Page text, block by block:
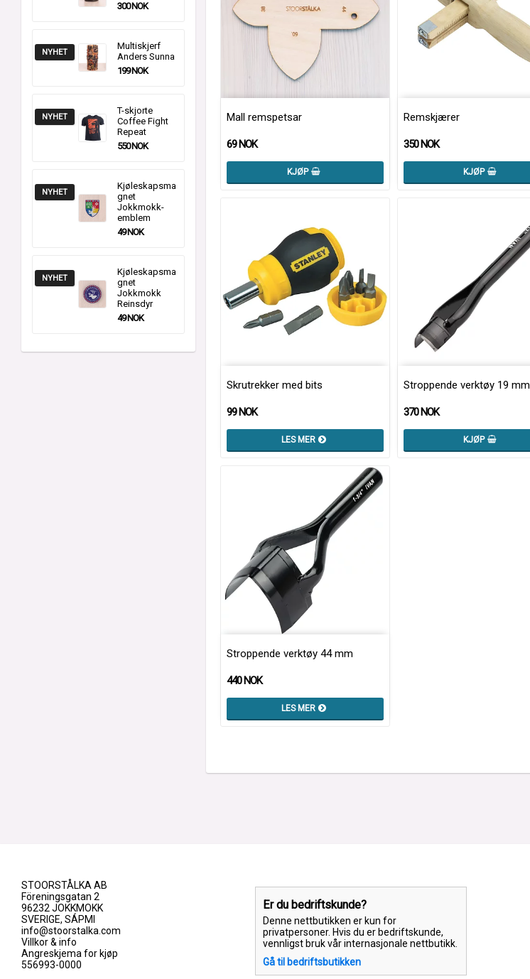
300 NOK
NYHET
Multiskjerf
Anders Sunna
199 NOK
NYHET
T-skjorte
Coffee Fight
Repeat
550 NOK
NYHET
Kjøleskapsma
gnet
Jokkmokk-
emblem
49 NOK
NYHET
Kjøleskapsma
gnet
Jokkmokk
Reinsdyr
49 NOK
Mall remspetsar
69 NOK
KJØP
Remskjærer
350 NOK
KJØP
Skrutrekker med bits
99 NOK
LES MER
Stroppende verktøy 19 mm
370 NOK
KJØP
Stroppende verktøy 44 mm
440 NOK
LES MER
STOORSTÅLKA AB
Föreningsgatan 2
96232 JOKKMOKK
SVERIGE, SÁPMI
info@stoorstalka.com
Villkor & info
Angreskjema for kjøp
556993-0000
Er du bedriftskunde?
Denne nettbutikken er kun for
privatpersoner. Hvis du er bedriftskunde,
vennligst bruk vår internasjonale nettbutikk.
Gå til bedriftsbutikken